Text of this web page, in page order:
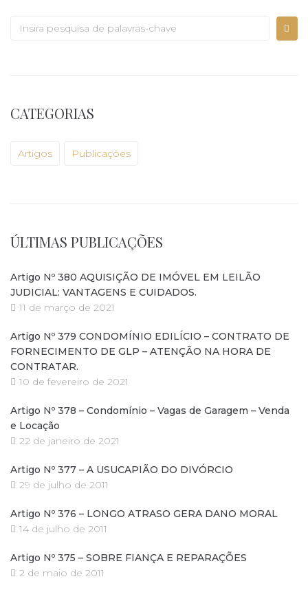
CATEGORIAS
Artigos Publicações
ÚLTIMAS PUBLICAÇÕES
Artigo Nº 380 AQUISIÇÃO DE IMÓVEL EM LEILÃO
JUDICIAL: VANTAGENS E CUIDADOS.
11 de março de 2021
Artigo Nº 379 CONDOMÍNIO EDILÍCIO – CONTRATO DE
FORNECIMENTO DE GLP – ATENÇÃO NA HORA DE
CONTRATAR.
10 de fevereiro de 2021
Artigo Nº 378 – Condomínio – Vagas de Garagem – Venda
e Locação
22 de janeiro de 2021
Artigo Nº 377 – A USUCAPIÃO DO DIVÓRCIO
29 de julho de 2011
Artigo Nº 376 – LONGO ATRASO GERA DANO MORAL
14 de julho de 2011
Artigo Nº 375 – SOBRE FIANÇA E REPARAÇÕES
2 de maio de 2011